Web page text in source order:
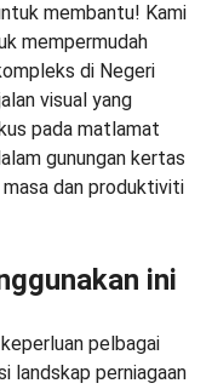
membantu! Kami
mempermudah
di Negeri
visual yang
pada matlamat
gunungan kertas
dan produktiviti
ini
pelbagai
landskap perniagaan